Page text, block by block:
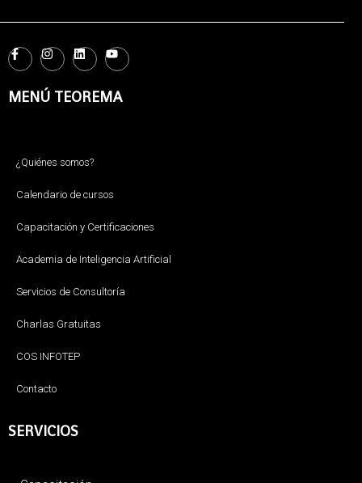
MENÚ TEOREMA
¿Quiénes somos?
Calendario de cursos
Capacitación y Certificaciones
Academia de Inteligencia Artificial
Servicios de Consultoría
Charlas Gratuitas
COS INFOTEP
Contacto
SERVICIOS